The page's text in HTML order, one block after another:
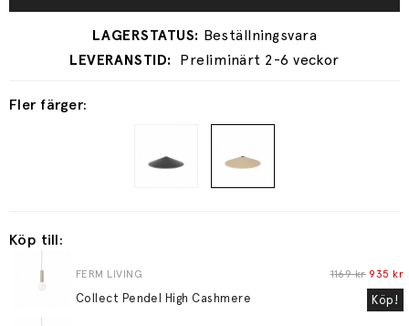
Fler färger:
Preliminärt 2-6 veckor
Köp till:
FERM LIVING
Collect Pendel High Cashmere
1169 kr 935 kr
Köp!